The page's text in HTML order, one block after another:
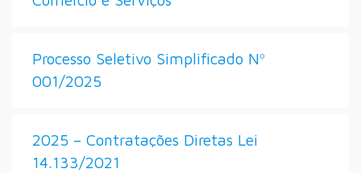
Processo Seletivo Simplificado Nº
001/2025
2025 – Contratações Diretas Lei
14.133/2021